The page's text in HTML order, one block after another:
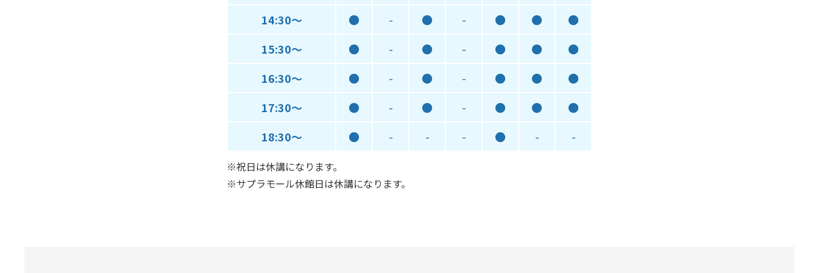
14:30～
● - ● - ● ●
●
15:30～
● - ● - ● ●
●
16:30～
● - ● - ● ●
●
17:30～
● - ● - ● ●
●
18:30～
● - - - ● - -
※祝日は休講になります。
※サプラモール休館日は休講になります。